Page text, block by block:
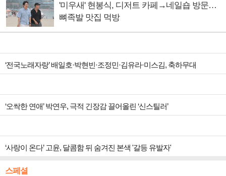
'미우새' 현봉식, 디저트 카페→네일숍 방문…
뼈족발 맛집 먹방
‘전국노래자랑’ 배일호·박현빈·조정민·김유라·미스김, 축하무대
‘오싹한 연애’ 박연우, 극적 긴장감 끌어올린 ‘신스틸러’
‘사랑이 온다’ 고윤, 달콤함 뒤 숨겨진 본색 '갈등 유발자'
스페셜